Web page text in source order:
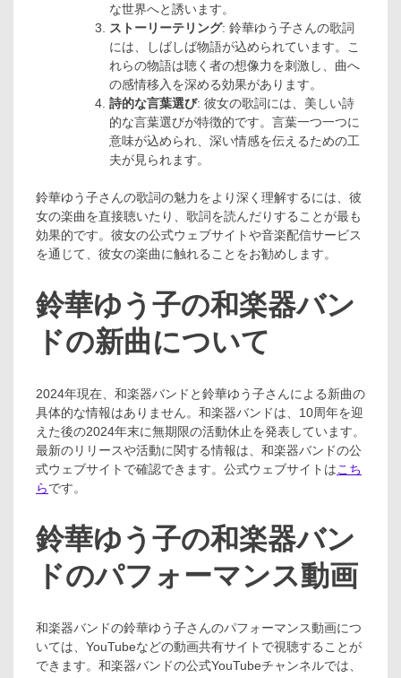
な世界へと誘います。
ストーリーテリング: 鈴華ゆう子さんの歌詞
には、しばしば物語が込められています。こ
れらの物語は聴く者の想像力を刺激し、曲へ
の感情移入を深める効果があります。
詩的な言葉選び: 彼女の歌詞には、美しい詩
的な言葉選びが特徴的です。言葉一つ一つに
意味が込められ、深い情感を伝えるための工
夫が見られます。
鈴華ゆう子さんの歌詞の魅力をより深く理解するには、彼
女の楽曲を直接聴いたり、歌詞を読んだりすることが最も
効果的です。彼女の公式ウェブサイトや音楽配信サービス
を通じて、彼女の楽曲に触れることをお勧めします。
鈴華ゆう子の和楽器バン
ドの新曲について
2024年現在、和楽器バンドと鈴華ゆう子さんによる新曲の
具体的な情報はありません。和楽器バンドは、10周年を迎
えた後の2024年末に無期限の活動休止を発表しています。
最新のリリースや活動に関する情報は、和楽器バンドの公
式ウェブサイトで確認できます。公式ウェブサイトはこち
らです。
鈴華ゆう子の和楽器バン
ドのパフォーマンス動画
和楽器バンドの鈴華ゆう子さんのパフォーマンス動画につ
いては、YouTubeなどの動画共有サイトで視聴することが
できます。和楽器バンドの公式YouTubeチャンネルでは、